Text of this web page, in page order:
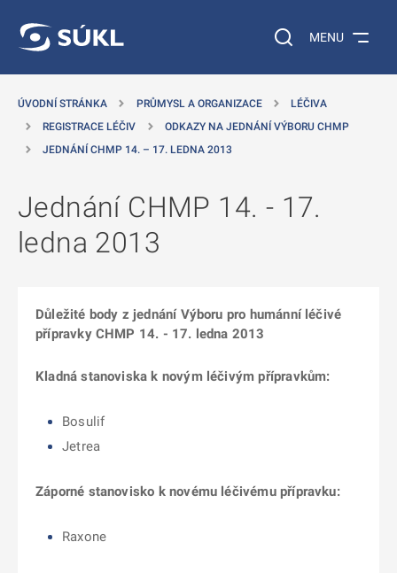
Vyhledávání na
MENU
ÚVODNÍ STRÁNKA PRŮMYSL A ORGANIZACE
LÉČIVA
REGISTRACE LÉČIV
ODKAZY NA JEDNÁNÍ VÝBORU CHMP
JEDNÁNÍ CHMP 14. – 17. LEDNA 2013
Jednání CHMP 14. - 17.
ledna 2013
Důležité body z jednání Výboru pro humánní léčivé
přípravky CHMP 14. - 17. ledna 2013
Kladná stanoviska k novým léčivým přípravkům:
Bosulif
Jetrea
Záporné stanovisko k novému léčivému přípravku:
Raxone